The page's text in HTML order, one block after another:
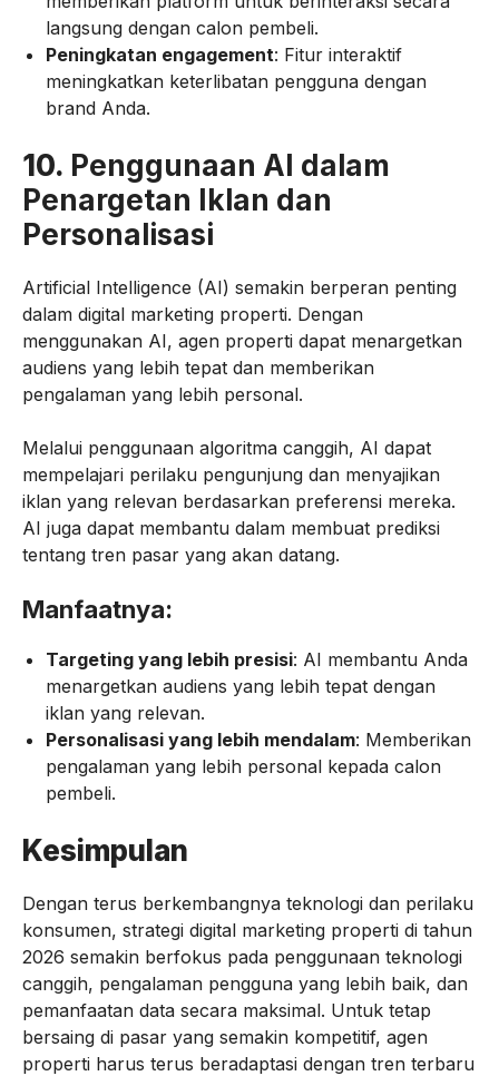
langsung dengan calon pembeli.
Peningkatan engagement: Fitur interaktif
meningkatkan keterlibatan pengguna dengan
brand Anda.
10. Penggunaan AI dalam
Penargetan Iklan dan
Personalisasi
Artificial Intelligence (AI) semakin berperan penting
dalam digital marketing properti. Dengan
menggunakan AI, agen properti dapat menargetkan
audiens yang lebih tepat dan memberikan
pengalaman yang lebih personal.
Melalui penggunaan algoritma canggih, AI dapat
mempelajari perilaku pengunjung dan menyajikan
iklan yang relevan berdasarkan preferensi mereka.
AI juga dapat membantu dalam membuat prediksi
tentang tren pasar yang akan datang.
Manfaatnya:
Targeting yang lebih presisi: AI membantu Anda
menargetkan audiens yang lebih tepat dengan
iklan yang relevan.
Personalisasi yang lebih mendalam: Memberikan
pengalaman yang lebih personal kepada calon
pembeli.
Kesimpulan
Dengan terus berkembangnya teknologi dan perilaku
konsumen, strategi digital marketing properti di tahun
2026 semakin berfokus pada penggunaan teknologi
canggih, pengalaman pengguna yang lebih baik, dan
pemanfaatan data secara maksimal. Untuk tetap
bersaing di pasar yang semakin kompetitif, agen
properti harus terus beradaptasi dengan tren terbaru